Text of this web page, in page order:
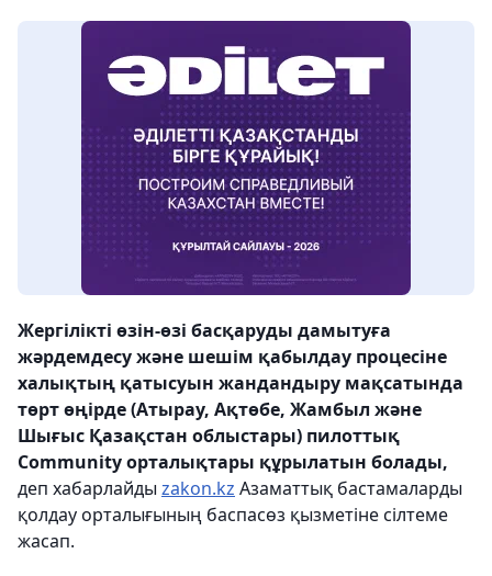
Жергілікті өзін-өзі басқаруды дамытуға
жәрдемдесу және шешім қабылдау процесіне
халықтың қатысуын жандандыру мақсатында
төрт өңірде (Атырау, Ақтөбе, Жамбыл және
Шығыс Қазақстан облыстары) пилоттық
Сommunity орталықтары құрылатын болады,
деп хабарлайды zakon.kz Азаматтық бастамаларды
қолдау орталығының баспасөз қызметіне сілтеме
жасап.